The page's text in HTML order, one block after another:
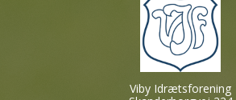
Viby Idrætsforening